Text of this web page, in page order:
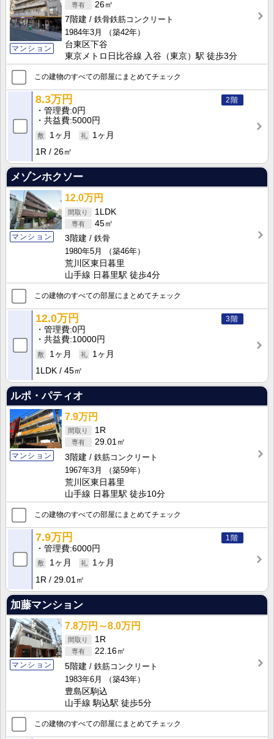
マンション
26㎡
7階建
鉄骨鉄筋コンクリート
1984年3月
（築42年）
台東区下谷
東京メトロ日比谷線 入谷（東京）駅 徒歩3分
この建物のすべての部屋にまとめてチェック
2階
8.3万円
管理費 0円
共益費 5000円
1ヶ月
1ヶ月
1R
26㎡
メゾンホクソー
マンション
12.0万円
1LDK
45㎡
3階建
鉄骨
1980年5月
（築46年）
荒川区東日暮里
山手線 日暮里駅 徒歩4分
この建物のすべての部屋にまとめてチェック
3階
12.0万円
管理費 0円
共益費 10000円
1ヶ月
1ヶ月
1LDK
45㎡
ルポ・パティオ
マンション
7.9万円
1R
29.01㎡
3階建
鉄筋コンクリート
1967年3月
（築59年）
荒川区東日暮里
山手線 日暮里駅 徒歩10分
この建物のすべての部屋にまとめてチェック
1階
7.9万円
管理費 6000円
1ヶ月
1ヶ月
1R
29.01㎡
加藤マンション
マンション
7.8万円～8.0万円
1R
22.16㎡
5階建
鉄筋コンクリート
1983年6月
（築43年）
豊島区駒込
山手線 駒込駅 徒歩5分
この建物のすべての部屋にまとめてチェック